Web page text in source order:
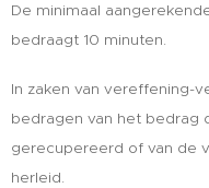
De minimaal
bedraagt 10 minuten.
In zaken van vereffening-
bedragen van het bedrag
gerecupereerd of van de
herleid.